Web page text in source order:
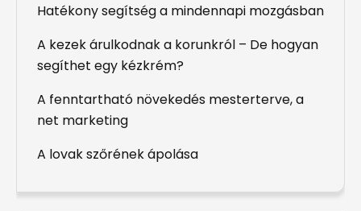
Hatékony segítség a mindennapi mozgásban
A kezek árulkodnak a korunkról – De hogyan
segíthet egy kézkrém?
A fenntartható növekedés mesterterve, a
net marketing
A lovak szőrének ápolása